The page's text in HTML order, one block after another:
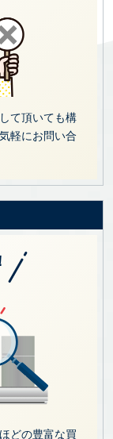
て頂いても構
軽にお問い合
どの豊富な買